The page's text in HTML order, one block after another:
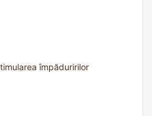
împăduririlor